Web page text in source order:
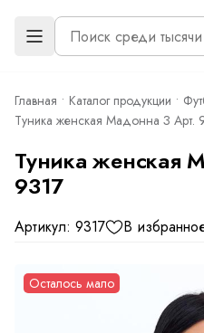
Главная Каталог продукции
Туника женская Мадонна З Арт.
Туника женская
9317
Артикул: 9317 В
Осталось мало